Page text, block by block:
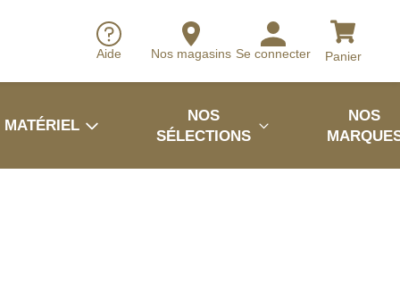
Aide Nos magasins Se connecter Panier
MATÉRIEL
NOS
SÉLECTIONS
NOS